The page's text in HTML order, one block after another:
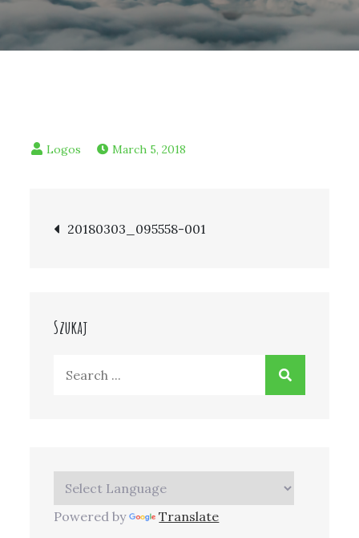
March 5, 2018
Post
20180303_095558-001
Szukaj
Powered by Translate